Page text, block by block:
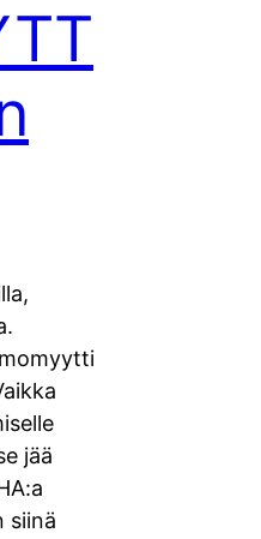
jää
siinä